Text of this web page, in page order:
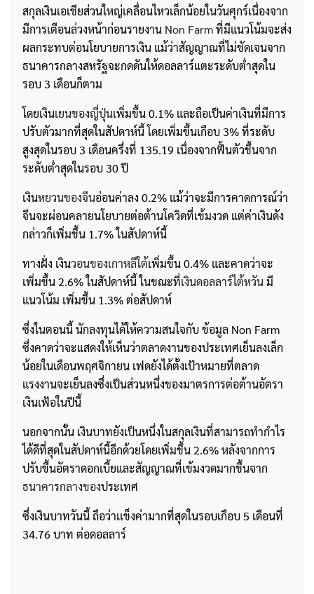
สกุลเงินเอเชียส่วนใหญ่เคลื่อนไหวเล็กน้อยในวันศุกร์เนื่องจาก
มีการเตือนล่วงหน้าก่อนรายงาน Non Farmที่มีแนวโน้มจะส่ง
ผลกระทบต่อนโยบายการเงิน แม้ว่าสัญญาณที่ไม่ชัดเจนจาก
ธนาคารกลางสหรัฐจะกดดันให้ดอลลาร์แตะระดับต่ำสุดใน
รอบ 3 เดือนก็ตาม
โดยเงินเยนของญี่ปุ่นเพิ่มขึ้น 0.1% และถือเป็นค่าเงินที่มีการ
ปรับตัวมากที่สุดในสัปดาห์นี้ โดยเพิ่มขึ้นเกือบ 3% ที่ระดับ
สูงสุดในรอบ 3 เดือนครึ่งที่ 135.19 เนื่องจากฟื้นตัวขึ้นจาก
ระดับต่ำสุดในรอบ 30 ปี
เงินหยวนของจีนอ่อนค่าลง 0.2% แม้ว่าจะมีการคาดการณ์ว่า
จีนจะผ่อนคลายนโยบายต่อต้านโควิดที่เข้มงวด แต่ค่าเงินดัง
กล่าวก็เพิ่มขึ้น 1.7% ในสัปดาห์นี้
ทางฝั่ง เงินวอนของเกาหลีใต้เพิ่มขึ้น 0.4% และคาดว่าจะ
เพิ่มขึ้น 2.6% ในสัปดาห์นี้ ในขณะที่เงินดอลลาร์ไต้หวันมี
แนวโน้ม เพิ่มขึ้น 1.3% ต่อสัปดาห์
ซึ่งในตอนนี้ นักลงทุนได้ให้ความสนใจกับ ข้อมูล Non Farm
ซึ่งคาดว่าจะแสดงให้เห็นว่าตลาดงานของประเทศเย็นลงเล็ก
น้อยในเดือนพฤศจิกายน เฟดยังได้ตั้งเป้าหมายที่ตลาด
แรงงานจะเย็นลงซึ่งเป็นส่วนหนึ่งของมาตรการต่อต้านอัตรา
เงินเฟ้อในปีนี้
นอกจากนั้น เงินบาทยังเป็นหนึ่งในสกุลเงินที่สามารถทำกำไร
ได้ดีที่สุดในสัปดาห์นี้อีกด้วยโดยเพิ่มขึ้น 2.6% หลังจากการ
ปรับขึ้นอัตราดอกเบี้ยและสัญญาณที่เข้มงวดมากขึ้นจาก
ธนาคารกลางของประเทศ
ซึ่งเงินบาทวันนี้ ถือว่าเเข็งค่ามากที่สุดในรอบเกือบ 5 เดือนที่
34.76 บาท ต่อดอลลาร์